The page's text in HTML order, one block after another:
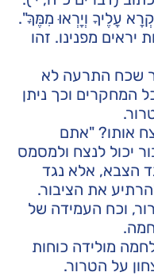
עָלֶיךָ וְיָרְאוּ מִמֶּךָּ".
יראים מפנינו. זהו
שכח התרעה לא
המחקרים וכך ניתן
אותו? "אתם
יכול לנצח ולמסמס
הצבא, אלא נגד
את הציבור.
וכח העמידה של
מולידה כוחות
על הטרור.